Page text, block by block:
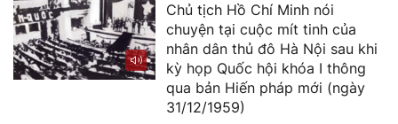
Chủ tịch Hồ Chí Minh nói
chuyện tại cuộc mít tinh của
nhân dân thủ đô Hà Nội sau khi
kỳ họp Quốc hội khóa I thông
qua bản Hiến pháp mới (ngày
31/12/1959)